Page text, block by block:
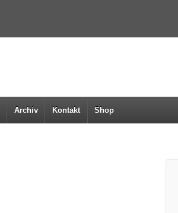
Archiv Kontakt Shop